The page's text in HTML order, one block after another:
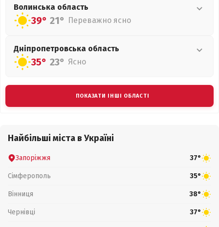
Волинська область
39° 21° Переважно ясно
Дніпропетровська область
35° 23° Ясно
ПОКАЗАТИ ІНШІ ОБЛАСТІ
Найбільші міста в Україні
Запоріжжя 37°
Сімферополь 35°
Вінниця 38°
Чернівці 37°